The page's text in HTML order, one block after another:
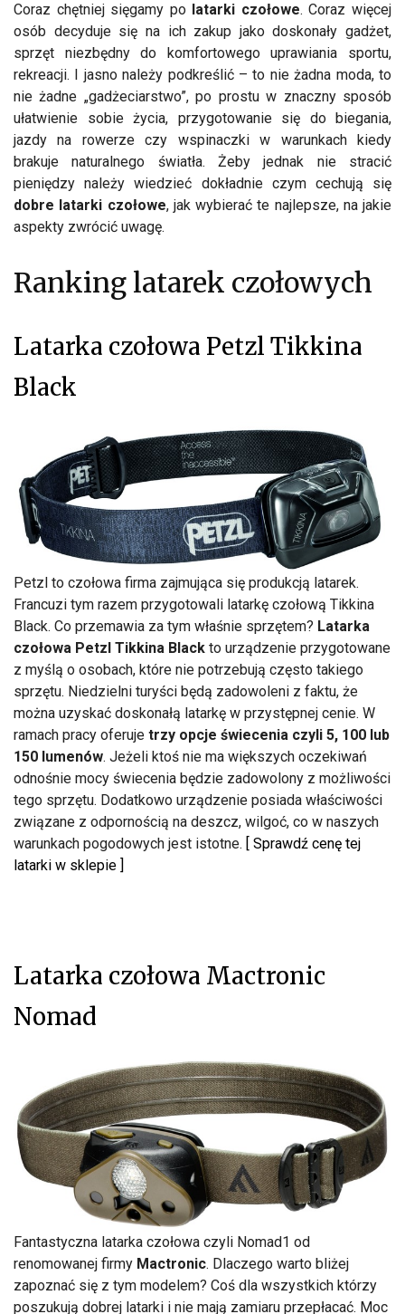
Coraz chętniej sięgamy po latarki czołowe. Coraz więcej
osób decyduje się na ich zakup jako doskonały gadżet,
sprzęt niezbędny do komfortowego uprawiania sportu,
rekreacji. I jasno należy podkreślić – to nie żadna moda, to
nie żadne „gadżeciarstwo”, po prostu w znaczny sposób
ułatwienie sobie życia, przygotowanie się do biegania,
jazdy na rowerze czy wspinaczki w warunkach kiedy
brakuje naturalnego światła. Żeby jednak nie stracić
pieniędzy należy wiedzieć dokładnie czym cechują się
dobre latarki czołowe, jak wybierać te najlepsze, na jakie
aspekty zwrócić uwagę.
Ranking latarek czołowych
Latarka czołowa Petzl Tikkina
Black
Petzl to czołowa firma zajmująca się produkcją latarek.
Francuzi tym razem przygotowali latarkę czołową Tikkina
Black. Co przemawia za tym właśnie sprzętem? Latarka
czołowa Petzl Tikkina Black to urządzenie przygotowane
z myślą o osobach, które nie potrzebują często takiego
sprzętu. Niedzielni turyści będą zadowoleni z faktu, że
można uzyskać doskonałą latarkę w przystępnej cenie. W
ramach pracy oferuje trzy opcje świecenia czyli 5, 100 lub
150 lumenów. Jeżeli ktoś nie ma większych oczekiwań
odnośnie mocy świecenia będzie zadowolony z możliwości
tego sprzętu. Dodatkowo urządzenie posiada właściwości
związane z odpornością na deszcz, wilgoć, co w naszych
warunkach pogodowych jest istotne.
[ Sprawdź cenę tej
latarki w sklepie ]
Latarka czołowa Mactronic
Nomad
Fantastyczna latarka czołowa czyli Nomad1 od
renomowanej firmy Mactronic. Dlaczego warto bliżej
zapoznać się z tym modelem? Coś dla wszystkich którzy
poszukują dobrej latarki i nie mają zamiaru przepłacać. Moc